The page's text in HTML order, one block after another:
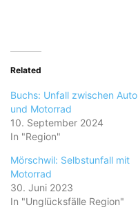
Related
Buchs: Unfall zwischen Auto
und Motorrad
10. September 2024
In "Region"
Mörschwil: Selbstunfall mit
Motorrad
30. Juni 2023
In "Unglücksfälle Region"